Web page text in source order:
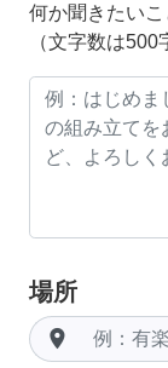
何か聞きたい
（文字数は500
場所
room